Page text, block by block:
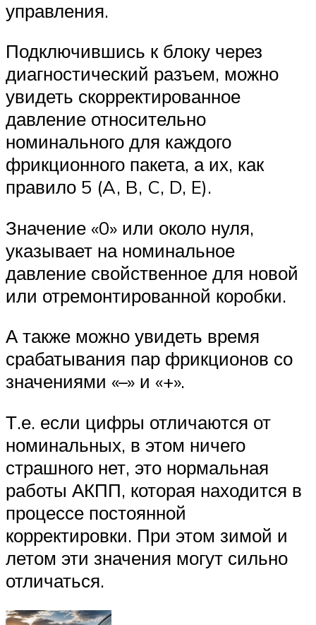
управления.
Подключившись к блоку через
диагностический разъем, можно
увидеть скорректированное
давление относительно
номинального для каждого
фрикционного пакета, а их, как
правило 5 (A, B, C, D, E).
Значение «0» или около нуля,
указывает на номинальное
давление свойственное для новой
или отремонтированной коробки.
А также можно увидеть время
срабатывания пар фрикционов со
значениями «–» и «+».
Т.е. если цифры отличаются от
номинальных, в этом ничего
страшного нет, это нормальная
работы АКПП, которая находится в
процессе постоянной
корректировки. При этом зимой и
летом эти значения могут сильно
отличаться.